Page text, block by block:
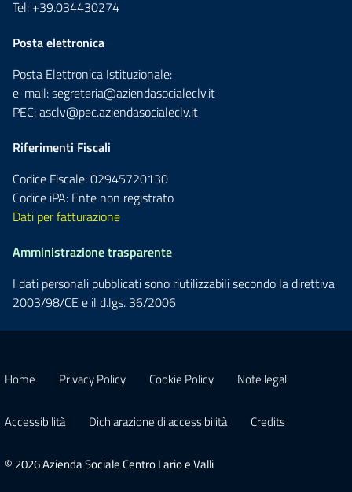
Tel: +39.034430274
Posta elettronica
Posta Elettronica Istituzionale:
e-mail:segreteria@aziendasocialeclv.it
PEC:asclv@pec.aziendasocialeclv.it
Riferimenti Fiscali
Codice Fiscale: 02945720130
Codice iPA: Ente non registrato
Dati per fatturazione
Amministrazione trasparente
I dati personali pubblicati sono riutilizzabili secondo la direttiva
2003/98/CE e il d.lgs. 36/2006
Home Privacy Policy Cookie Policy Note legali
Accessibilità Dichiarazione di accessibilità Credits
© 2026 Azienda Sociale Centro Lario e Valli